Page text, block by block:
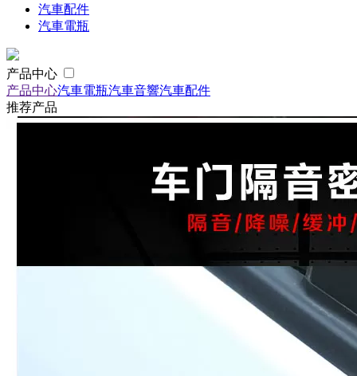
汽車配件
汽車電瓶
产品中心
产品中心汽車電瓶汽車音響汽車配件
推荐产品